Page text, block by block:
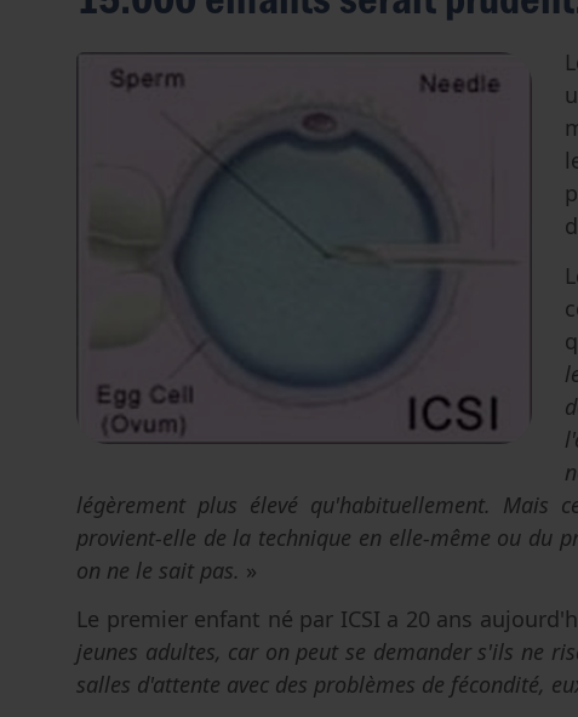
Avortement
Filiation &
Genre &
Eugénisme
Intelligence
légèrement plus élevé qu'habituellement. Mais
provient-elle de la technique en elle-même ou du
on ne le sait pas. »
Le premier enfant né par ICSI a 20 ans
jeunes adultes, car on peut se demander s'ils ne
salles d'attente avec des problèmes de fécondité,